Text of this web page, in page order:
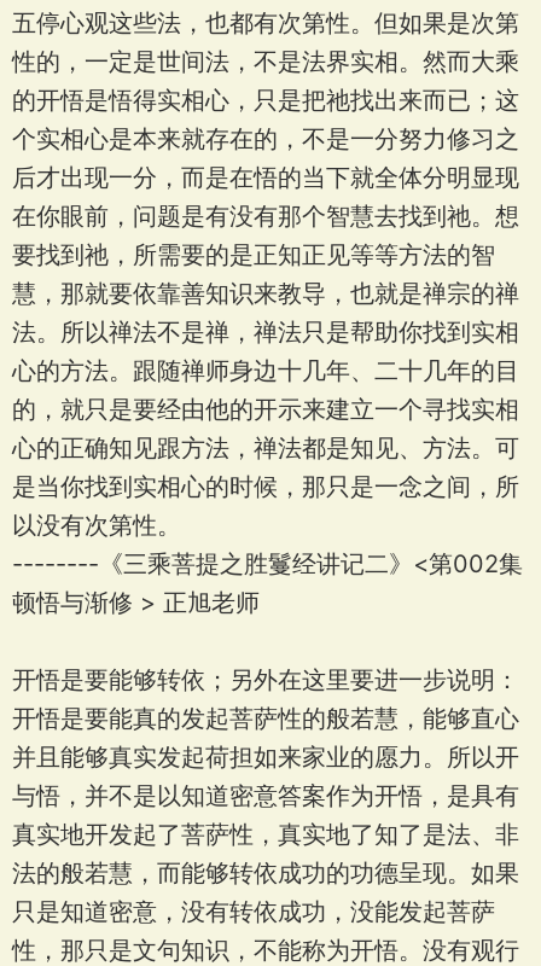
五停心观这些法，也都有次第性。但如果是次第
性的，一定是世间法，不是法界实相。然而大乘
的开悟是悟得实相心，只是把祂找出来而已；这
个实相心是本来就存在的，不是一分努力修习之
后才出现一分，而是在悟的当下就全体分明显现
在你眼前，问题是有没有那个智慧去找到祂。想
要找到祂，所需要的是正知正见等等方法的智
慧，那就要依靠善知识来教导，也就是禅宗的禅
法。所以禅法不是禅，禅法只是帮助你找到实相
心的方法。跟随禅师身边十几年、二十几年的目
的，就只是要经由他的开示来建立一个寻找实相
心的正确知见跟方法，禅法都是知见、方法。可
是当你找到实相心的时候，那只是一念之间，所
以没有次第性。
--------《三乘菩提之胜鬘经讲记二》<第002集
顿悟与渐修 > 正旭老师
开悟是要能够转依；另外在这里要进一步说明：
开悟是要能真的发起菩萨性的般若慧，能够直心
并且能够真实发起荷担如来家业的愿力。所以开
与悟，并不是以知道密意答案作为开悟，是具有
真实地开发起了菩萨性，真实地了知了是法、非
法的般若慧，而能够转依成功的功德呈现。如果
只是知道密意，没有转依成功，没能发起菩萨
性，那只是文句知识，不能称为开悟。没有观行